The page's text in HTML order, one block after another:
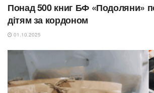
Понад 500 книг БФ «Подоляни»
дітям за кордоном
01.10.2025